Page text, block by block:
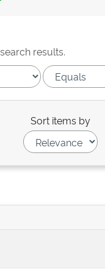
results.
Sort items by